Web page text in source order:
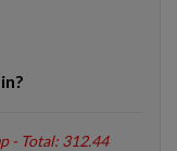
- Total: 312.44